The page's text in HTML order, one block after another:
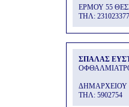
ΕΡΜΟΥ 55
THΛ:
ΣΠΑΛΑΣ
ΔΗΜΑΡΧΕΙΟΥ
THΛ: 5902754